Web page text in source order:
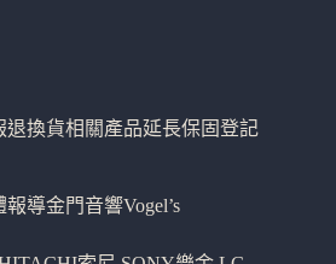
退換貨相關產品延長保固登記
報導金門音響Vogel’s